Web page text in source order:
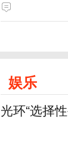
娱乐
光环“选择